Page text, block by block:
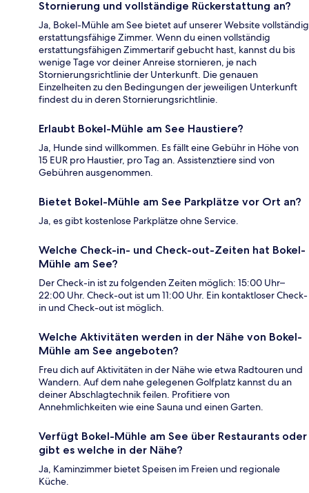
Stornierung und vollständige Rückerstattung an?
Ja, Bokel-Mühle am See bietet auf unserer Website vollständig
erstattungsfähige Zimmer. Wenn du einen vollständig
erstattungsfähigen Zimmertarif gebucht hast, kannst du bis
wenige Tage vor deiner Anreise stornieren, je nach
Stornierungsrichtlinie der Unterkunft. Die genauen
Einzelheiten zu den Bedingungen der jeweiligen Unterkunft
findest du in deren Stornierungsrichtlinie.
Erlaubt Bokel-Mühle am See Haustiere?
Ja, Hunde sind willkommen. Es fällt eine Gebühr in Höhe von
15 EUR pro Haustier, pro Tag an. Assistenztiere sind von
Gebühren ausgenommen.
Bietet Bokel-Mühle am See Parkplätze vor Ort an?
Ja, es gibt kostenlose Parkplätze ohne Service.
Welche Check-in- und Check-out-Zeiten hat Bokel-
Mühle am See?
Der Check-in ist zu folgenden Zeiten möglich: 15:00 Uhr–
22:00 Uhr. Check-out ist um 11:00 Uhr. Ein kontaktloser Check-
in und Check-out ist möglich.
Welche Aktivitäten werden in der Nähe von Bokel-
Mühle am See angeboten?
Freu dich auf Aktivitäten in der Nähe wie etwa Radtouren und
Wandern. Auf dem nahe gelegenen Golfplatz kannst du an
deiner Abschlagtechnik feilen. Profitiere von
Annehmlichkeiten wie eine Sauna und einen Garten.
Verfügt Bokel-Mühle am See über Restaurants oder
gibt es welche in der Nähe?
Ja, Kaminzimmer bietet Speisen im Freien und regionale
Küche.